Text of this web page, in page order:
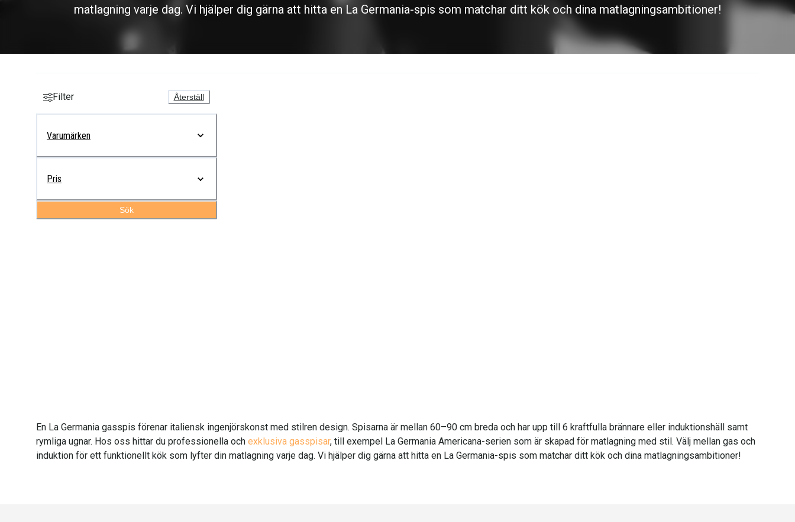
matlagning varje dag. Vi hjälper dig gärna att hitta en La Germania-spis som matchar ditt kök och dina matlagningsambitioner!
Filter Återställ
Varumärken
Pris
Sök
En La Germania gasspis förenar italiensk ingenjörskonst med stilren design. Spisarna är mellan 60–90 cm breda och har upp till 6 kraftfulla brännare eller induktionshäll samt
rymliga ugnar. Hos oss hittar du professionella och exklusiva gasspisar, till exempel La Germania Americana-serien som är skapad för matlagning med stil. Välj mellan gas och
induktion för ett funktionellt kök som lyfter din matlagning varje dag. Vi hjälper dig gärna att hitta en La Germania-spis som matchar ditt kök och dina matlagningsambitioner!